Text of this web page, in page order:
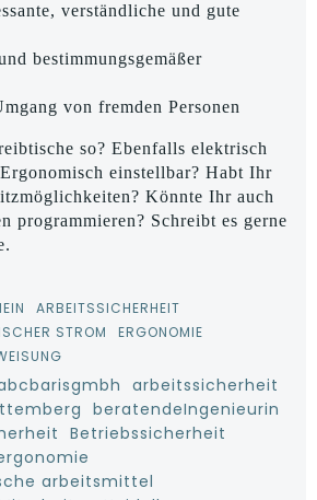
verständliche und gute
bestimmungsgemäßer
von fremden Personen
so? Ebenfalls elektrisch
einstellbar? Habt Ihr
Könnte Ihr auch
programmieren? Schreibt es gerne
ARBEITSSICHERHEIT
STROM
ERGONOMIE
arbeitssicherheit
beratendeIngenieurin
Betriebssicherheit
arbeitsmittel